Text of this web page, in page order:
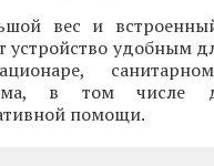
вес и
устройство удобным
в том числе
помощи.